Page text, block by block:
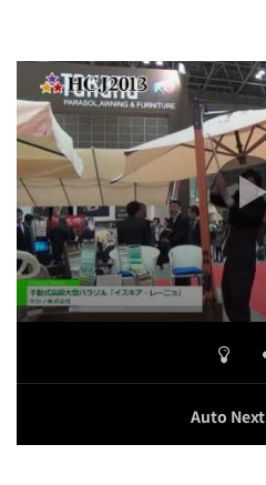
Auto Next